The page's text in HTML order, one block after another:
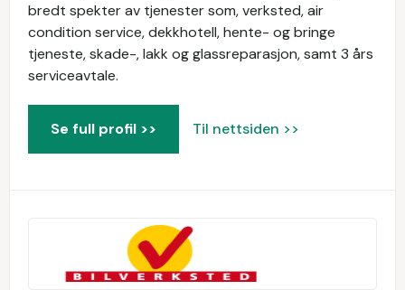
bredt spekter av tjenester som, verksted, air
condition service, dekkhotell, hente- og bringe
tjeneste, skade-, lakk og glassreparasjon, samt 3 års
serviceavtale.
Se full profil >> Til nettsiden >>